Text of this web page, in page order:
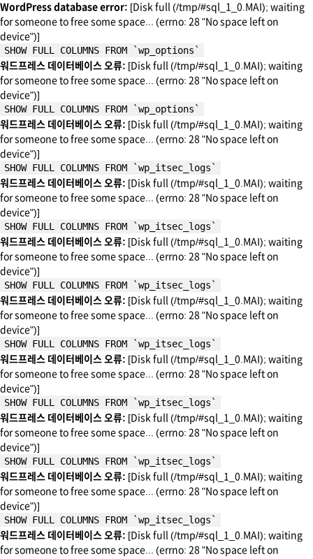
WordPress database error: [Disk full (/tmp/#sql_1_0.MAI); waiting
for someone to free some space... (errno: 28 "No space left on
device")]
SHOW FULL COLUMNS FROM `wp_options`
워드프레스 데이터베이스 오류: [Disk full (/tmp/#sql_1_0.MAI); waiting
for someone to free some space... (errno: 28 "No space left on
device")]
SHOW FULL COLUMNS FROM `wp_options`
워드프레스 데이터베이스 오류: [Disk full (/tmp/#sql_1_0.MAI); waiting
for someone to free some space... (errno: 28 "No space left on
device")]
SHOW FULL COLUMNS FROM `wp_itsec_logs`
워드프레스 데이터베이스 오류: [Disk full (/tmp/#sql_1_0.MAI); waiting
for someone to free some space... (errno: 28 "No space left on
device")]
SHOW FULL COLUMNS FROM `wp_itsec_logs`
워드프레스 데이터베이스 오류: [Disk full (/tmp/#sql_1_0.MAI); waiting
for someone to free some space... (errno: 28 "No space left on
device")]
SHOW FULL COLUMNS FROM `wp_itsec_logs`
워드프레스 데이터베이스 오류: [Disk full (/tmp/#sql_1_0.MAI); waiting
for someone to free some space... (errno: 28 "No space left on
device")]
SHOW FULL COLUMNS FROM `wp_itsec_logs`
워드프레스 데이터베이스 오류: [Disk full (/tmp/#sql_1_0.MAI); waiting
for someone to free some space... (errno: 28 "No space left on
device")]
SHOW FULL COLUMNS FROM `wp_itsec_logs`
워드프레스 데이터베이스 오류: [Disk full (/tmp/#sql_1_0.MAI); waiting
for someone to free some space... (errno: 28 "No space left on
device")]
SHOW FULL COLUMNS FROM `wp_itsec_logs`
워드프레스 데이터베이스 오류: [Disk full (/tmp/#sql_1_0.MAI); waiting
for someone to free some space... (errno: 28 "No space left on
device")]
SHOW FULL COLUMNS FROM `wp_itsec_logs`
워드프레스 데이터베이스 오류: [Disk full (/tmp/#sql_1_0.MAI); waiting
for someone to free some space... (errno: 28 "No space left on